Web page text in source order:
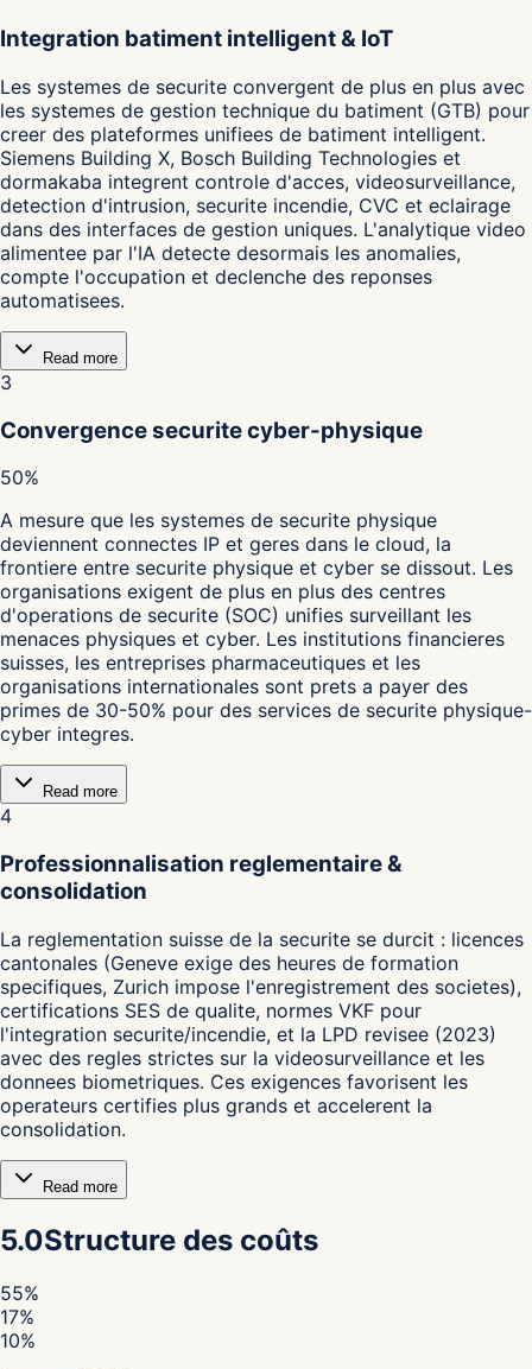
Integration batiment intelligent & IoT
Les systemes de securite convergent de plus en plus avec
les systemes de gestion technique du batiment (GTB) pour
creer des plateformes unifiees de batiment intelligent.
Siemens Building X, Bosch Building Technologies et
dormakaba integrent controle d'acces, videosurveillance,
detection d'intrusion, securite incendie, CVC et eclairage
dans des interfaces de gestion uniques. L'analytique video
alimentee par l'IA detecte desormais les anomalies,
compte l'occupation et declenche des reponses
automatisees.
Read more
3
Convergence securite cyber-physique
50%
A mesure que les systemes de securite physique
deviennent connectes IP et geres dans le cloud, la
frontiere entre securite physique et cyber se dissout. Les
organisations exigent de plus en plus des centres
d'operations de securite (SOC) unifies surveillant les
menaces physiques et cyber. Les institutions financieres
suisses, les entreprises pharmaceutiques et les
organisations internationales sont prets a payer des
primes de 30-50% pour des services de securite physique-
cyber integres.
Read more
4
Professionnalisation reglementaire &
consolidation
La reglementation suisse de la securite se durcit : licences
cantonales (Geneve exige des heures de formation
specifiques, Zurich impose l'enregistrement des societes),
certifications SES de qualite, normes VKF pour
l'integration securite/incendie, et la LPD revisee (2023)
avec des regles strictes sur la videosurveillance et les
donnees biometriques. Ces exigences favorisent les
operateurs certifies plus grands et accelerent la
consolidation.
Read more
5.0Structure des coûts
55%
17%
10%